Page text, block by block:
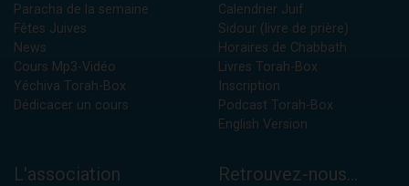
Paracha de la semaine
Fêtes Juives
News
Cours Mp3-Vidéo
Yéchiva Torah-Box
Dédicacer un cours
Calendrier Juif
Sidour (livre de prière)
Horaires de Chabbath
Livres Torah-Box
Inscription
Podcast Torah-Box
English Version
L'association Retrouvez-nous...